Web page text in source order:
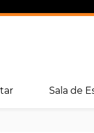
Sala de